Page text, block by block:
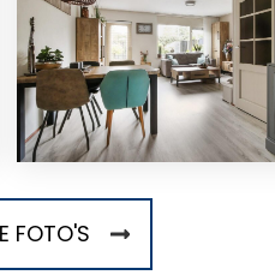
FOTO'S